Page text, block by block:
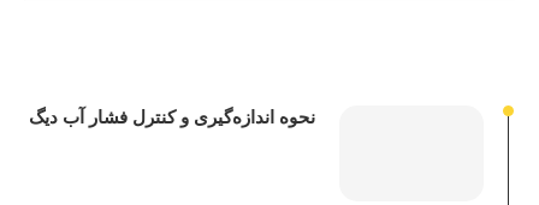
نحوه اندازه‌گیری و کنترل فشار آب دیگ